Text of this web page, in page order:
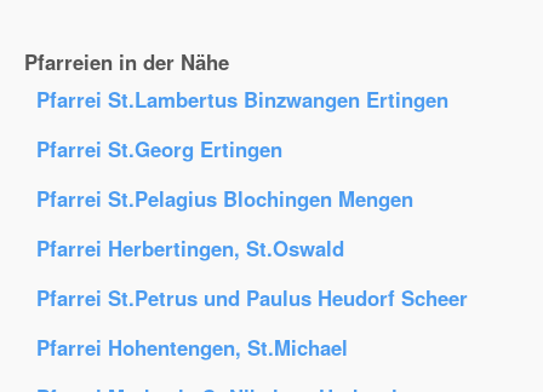
Pfarreien in der Nähe
Pfarrei St.Lambertus Binzwangen Ertingen
Pfarrei St.Georg Ertingen
Pfarrei St.Pelagius Blochingen Mengen
Pfarrei Herbertingen, St.Oswald
Pfarrei St.Petrus und Paulus Heudorf Scheer
Pfarrei Hohentengen, St.Michael